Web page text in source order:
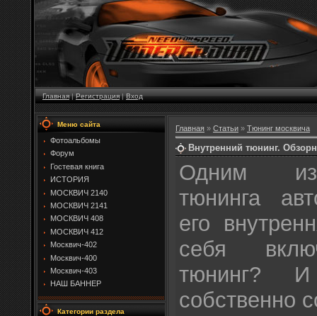
Главная|Регистрация|Вход
Меню сайта
Фотоальбомы
Форум
Гостевая книга
ИСТОРИЯ
МОСКВИЧ 2140
МОСКВИЧ 2141
МОСКВИЧ 408
МОСКВИЧ 412
Москвич-402
Москвич-400
Москвич-403
НАШ БАННЕР
Категории раздела
Главная » Статьи » Тюнинг москвича
Внутренний тюнинг.
Одним из
тюнинга
его
себя
тюнинг?
собственно